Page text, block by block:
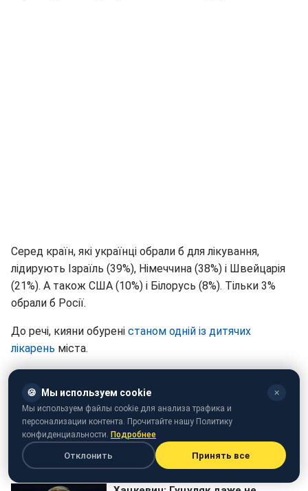
Серед країн, які українці обрали б для лікування,
лідирують Ізраїль (39%), Німеччина (38%) і Швейцарія
(21%). А також США (10%) і Білорусь (8%). Тільки 3%
обрали б Росії.
До речі, кияни обурені станом одній із дитячих
лікарень міста.
🍪 Мы используем cookie ✕
Мы используем файлы cookie для анализа трафика и
персонализации контента. Прочитайте нашу Политику
конфиденциальности. Подробнее
Отклонить Принять все